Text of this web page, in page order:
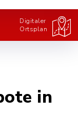
Digitaler
Ortsplan
in